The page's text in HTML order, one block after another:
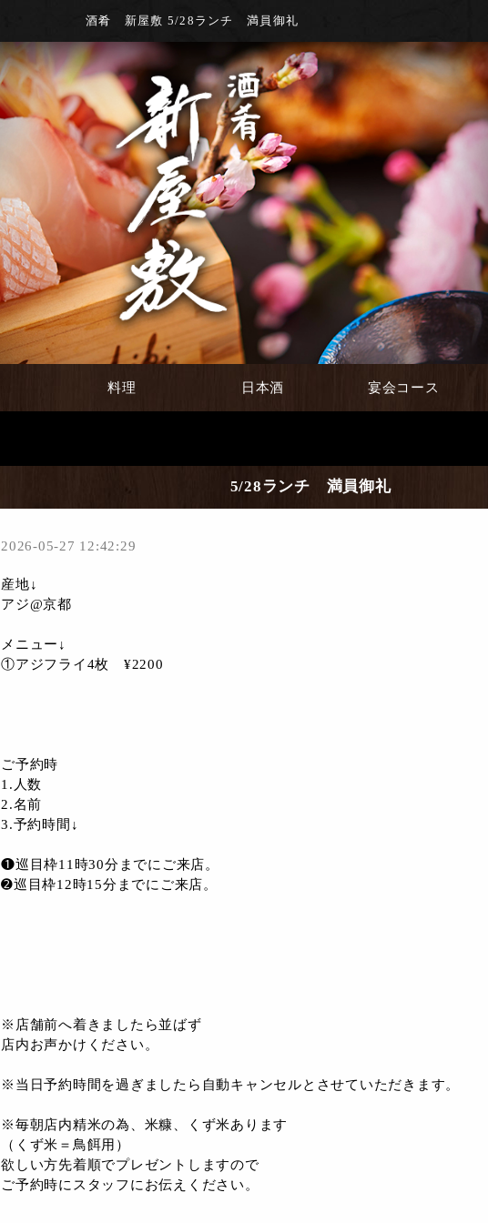
酒肴 新屋敷 5/28ランチ 満員御礼
料理 日本酒 宴会コース
5/28ランチ 満員御礼
2026-05-27 12:42:29
産地↓
アジ@京都
メニュー↓
①アジフライ4枚 ¥2200
ご予約時
1.人数
2.名前
3.予約時間↓
❶巡目枠11時30分までにご来店。
➋巡目枠12時15分までにご来店。
※店舗前へ着きましたら並ばず
店内お声かけください。
※当日予約時間を過ぎましたら自動キャンセルとさせていただきます。
※毎朝店内精米の為、米糠、くず米あります
（くず米＝鳥餌用）
欲しい方先着順でプレゼントしますので
ご予約時にスタッフにお伝えください。